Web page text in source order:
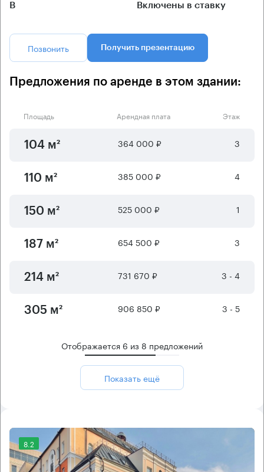
B Включены в ставку
Позвонить Получить презентацию
Предложения по аренде в этом здании:
Площадь Арендная плата Этаж
104 м² 364 000 ₽ 3
110 м² 385 000 ₽ 4
150 м² 525 000 ₽ 1
187 м² 654 500 ₽ 3
214 м² 731 670 ₽ 3 - 4
305 м² 906 850 ₽ 3 - 5
Отображается 6 из 8 предложений
Показать ещё
8.2